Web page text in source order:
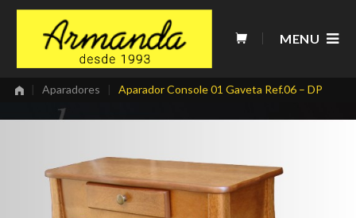
Skip
content
MENU
| Aparadores | Aparador Console 01 Gaveta Ref.06 – DP